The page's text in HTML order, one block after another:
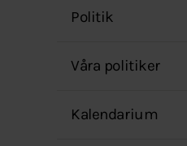
Politik
Våra politiker
Kalendarium